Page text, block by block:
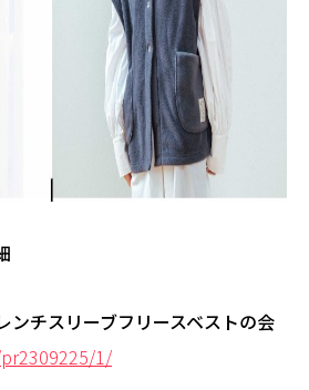
チスリーブフリースベストの会
1/